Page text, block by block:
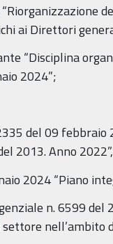
ai Direttori
“Disciplina
2024”;
del 09
2013. Anno
2024 “Piano
n. 6599